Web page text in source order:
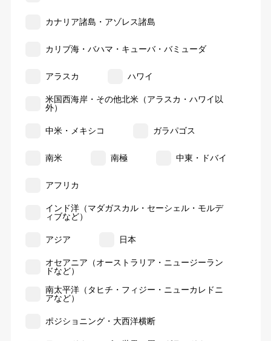
カナリア諸島・アゾレス諸島
カリブ海・バハマ・キューバ・バミューダ
アラスカ ハワイ
米国西海岸・その他北米（アラスカ・ハワイ以
外）
中米・メキシコ ガラパゴス
南米 南極 中東・ドバイ
アフリカ
インド洋（マダガスカル・セーシェル・モルデ
ィブなど）
アジア 日本
オセアニア（オーストラリア・ニュージーラン
ドなど）
南太平洋（タヒチ・フィジー・ニューカレドニ
アなど）
ポジショニング・大西洋横断